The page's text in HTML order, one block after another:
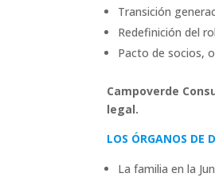
Transición
Redefinición del
Pacto de socios,
Campoverde
legal.
LOS ÓRGANOS DE
La familia en la